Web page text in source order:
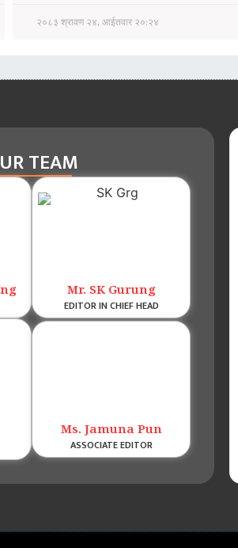
२०८३ श्रावण २४, आईतवार २०:२४
TEAM
Mr. SK Gurung
EDITOR IN CHIEF HEAD
Ms. Jamuna Pun
ASSOCIATE EDITOR